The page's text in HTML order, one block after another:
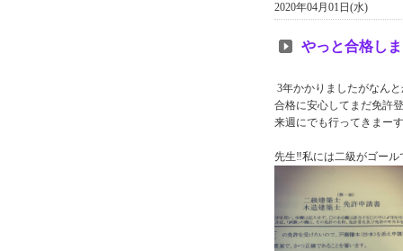
2020年04月01日(水)
やっと合格し
3年かかりましたがなん
合格に安心してまだ免許
来週にでも行ってきまー
先生‼︎私には二級がゴール